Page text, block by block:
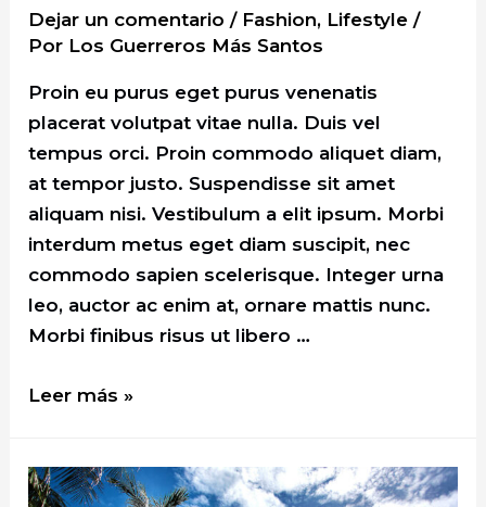
Dejar un comentario / Fashion, Lifestyle /
Por Los Guerreros Más Santos
Proin eu purus eget purus venenatis
placerat volutpat vitae nulla. Duis vel
tempus orci. Proin commodo aliquet diam,
at tempor justo. Suspendisse sit amet
aliquam nisi. Vestibulum a elit ipsum. Morbi
interdum metus eget diam suscipit, nec
commodo sapien scelerisque. Integer urna
leo, auctor ac enim at, ornare mattis nunc.
Morbi finibus risus ut libero …
Ready
Guide
Leer más »